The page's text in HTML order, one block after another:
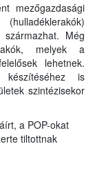
mezőgazdasági
Még
melyek a
lehetnek.
készítéséhez is
szintézisekor
a POP-okat
tiltottnak